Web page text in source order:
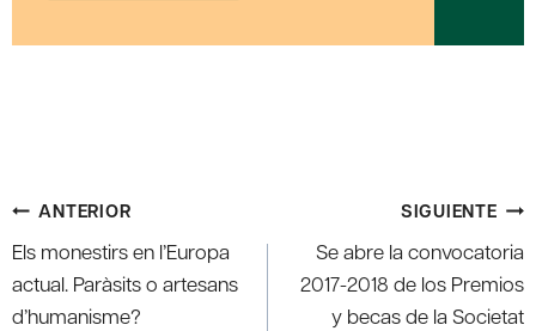
Navegación
de
entradas
ANTERIOR
Els monestirs en l’Europa
actual. Paràsits o artesans
d’humanisme?
SIGUIENTE
Se abre la convocatoria
2017-2018 de los Premios
y becas de la Societat